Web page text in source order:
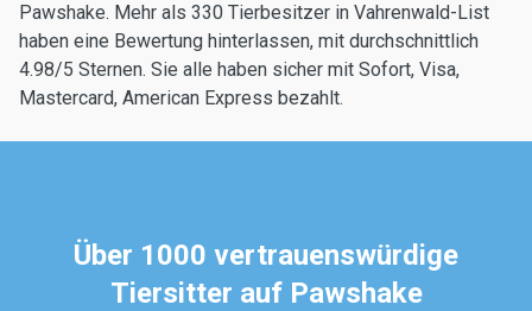
Pawshake. Mehr als 330 Tierbesitzer in Vahrenwald-List
haben eine Bewertung hinterlassen, mit durchschnittlich
4.98/5 Sternen. Sie alle haben sicher mit Sofort, Visa,
Mastercard, American Express bezahlt.
Über 1000 vertrauenswürdige
Tiersitter auf Pawshake